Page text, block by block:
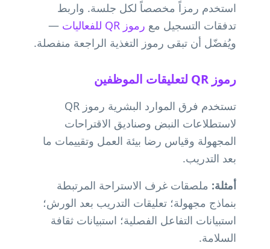
استخدم رمزاً مخصصاً لكل جلسة. واربط
تدفقات التسجيل مع رموز QR للفعاليات
—
ويُفضّل أن تبقى رموز التغذية الراجعة منفصلة.
رموز QR لتعليقات الموظفين
تستخدم فرق الموارد البشرية رموز QR
لاستطلاعات النبض وصناديق الاقتراحات
المجهولة وقياس رضا بيئة العمل وتقييمات ما
بعد التدريب.
أمثلة: ملصقات غرف الاستراحة المرتبطة
بنماذج مجهولة؛ تعليقات التدريب بعد الورش؛
استبيانات التفاعل الفصلية؛ استبيانات ثقافة
السلامة.